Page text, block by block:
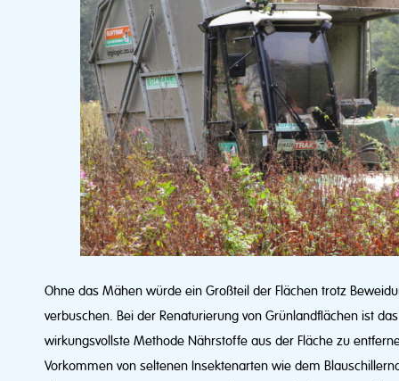
Ohne das Mähen würde ein Großteil der Flächen trotz
verbuschen. Bei der Renaturierung von Grünlandflächen ist
wirkungsvollste Methode Nährstoffe aus der Fläche zu
Vorkommen von seltenen Insektenarten wie dem